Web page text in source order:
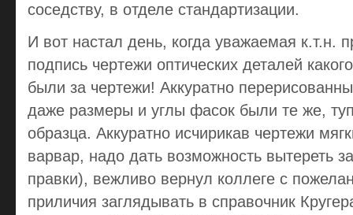
соседству, в отделе стандартизации.
И вот настал день, когда уважаемая к.т.н.
подпись чертежи оптических деталей
были за чертежи! Аккуратно
даже размеры и углы фасок были те же,
образца. Аккуратно исчирикав чертежи
варвар, надо дать возможность вытереть
правки), вежливо вернул коллеге с
приличия заглядывать в справочник